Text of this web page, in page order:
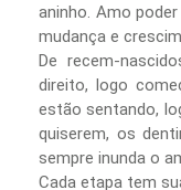
aninho. Amo
mudança e
De recem-
direito, logo
estão sentando,
quiserem, os
sempre inunda o
Cada etapa tem